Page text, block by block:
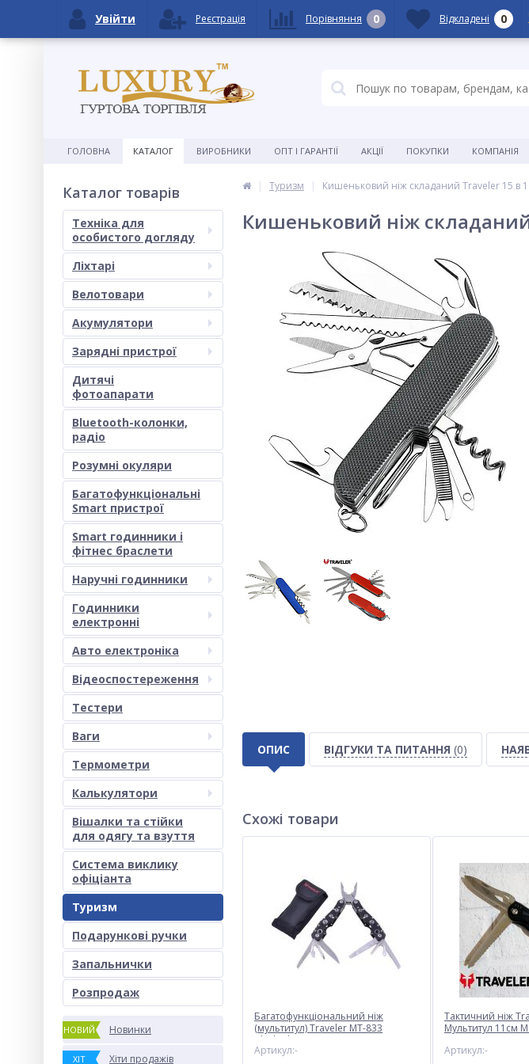
ГОЛОВНА КАТАЛОГ ВИРОБНИКИ ОПТ І ГАРАНТІЇ АКЦІЇ ПОКУПКИ КОМПАНІЯ
Каталог товарів
Техніка для
особистого догляду
Ліхтарі
Велотовари
Акумулятори
Зарядні пристрої
Дитячі
фотоапарати
Bluetooth-колонки,
радіо
Розумні окуляри
Багатофункціональні
Smart пристрої
Smart годинники і
фітнес браслети
Наручні годинники
Годинники
електронні
Авто електроніка
Відеоспостереження
Тестери
Ваги
Термометри
Калькулятори
Вішалки та стійки
для одягу та взуття
Система виклику
офіціанта
Туризм
Подарункові ручки
Запальнички
Розпродаж
НОВИЙ Новинки
ХІТ Хіти продажів
Туризм Кишеньковий ніж складаний Traveler 15 в 1
Кишеньковий ніж складаний
ОПИС ВІДГУКИ ТА ПИТАННЯ (0)
Схожі товари
Багатофункціональний ніж
(мультитул) Traveler MT-833
Black/Blue 16см
Артикул:-
Тактичний ніж
Мультитул 11см
Артикул:-
Увійти Реєстрація Порівняння 0 Відкладені 0